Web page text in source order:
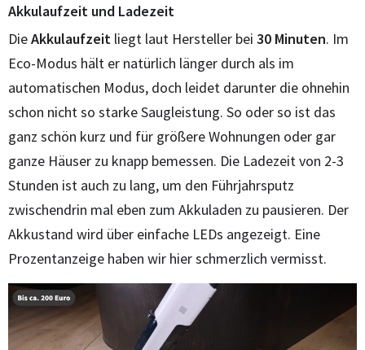
Akkulaufzeit und Ladezeit
DieAkkulaufzeit liegt laut Hersteller bei 30 Minuten. Im
Eco-Modus hält er natürlich länger durch als im
automatischen Modus, doch leidet darunter die ohnehin
schon nicht so starke Saugleistung. So oder so ist das
ganz schön kurz und für größere Wohnungen oder gar
ganze Häuser zu knapp bemessen. Die Ladezeit von 2-3
Stunden ist auch zu lang, um den Führjahrsputz
zwischendrin mal eben zum Akkuladen zu pausieren. Der
Akkustand wird über einfache LEDs angezeigt. Eine
Prozentanzeige haben wir hier schmerzlich vermisst.